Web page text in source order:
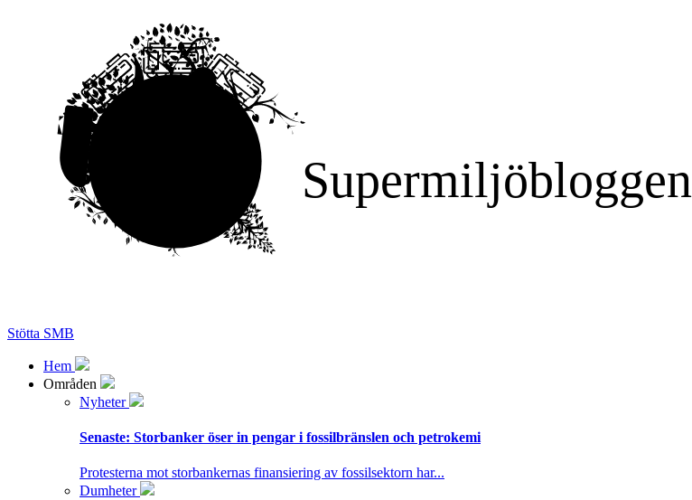
Supermiljöbloggen
Stötta SMB
Hem
Områden
Nyheter
Senaste: Storbanker öser in pengar i fossilbränslen och petrokemi
Protesterna mot storbankernas finansiering av fossilsektorn har...
Dumheter